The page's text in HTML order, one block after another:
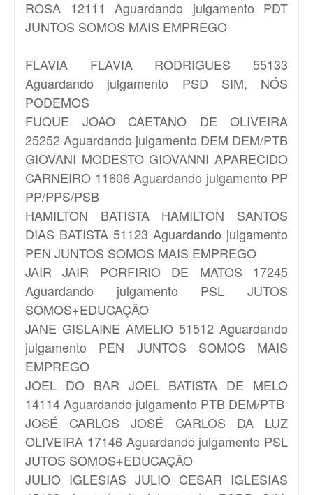
ROSA 12111 Aguardando julgamento PDT
JUNTOS SOMOS MAIS EMPREGO
FLAVIA FLAVIA RODRIGUES 55133
Aguardando julgamento PSD SIM, NÓS
PODEMOS
FUQUE JOAO CAETANO DE OLIVEIRA
25252 Aguardando julgamento DEM DEM/PTB
GIOVANI MODESTOGIOVANNI APARECIDO
CARNEIRO 11606 Aguardando julgamento PP
PP/PPS/PSB
HAMILTON BATISTAHAMILTON SANTOS
DIAS BATISTA 51123 Aguardando julgamento
PEN JUNTOS SOMOS MAIS EMPREGO
JAIR JAIR PORFIRIO DE MATOS 17245
Aguardando julgamento PSL JUTOS
SOMOS+EDUCAÇÃO
JANE GISLAINE AMELIO 51512 Aguardando
julgamento PEN JUNTOS SOMOS MAIS
EMPREGO
JOEL DO BAR JOEL BATISTA DE MELO
14114 Aguardando julgamento PTB DEM/PTB
JOSÉ CARLOS JOSÉ CARLOS DA LUZ
OLIVEIRA 17146 Aguardando julgamento PSL
JUTOS SOMOS+EDUCAÇÃO
JULIO IGLESIAS JULIO CESAR IGLESIAS